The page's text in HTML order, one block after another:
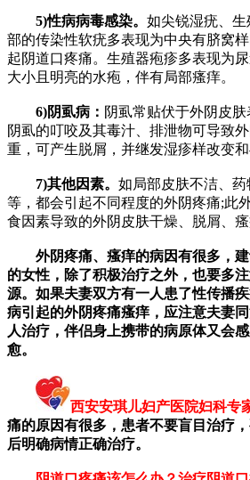
5)性病病毒感染。 如尖锐湿疣、
部的传染性软疣多表现为中央有脐窝
起阴道口疼痛。生殖器疱疹多表现为
大小且明亮的水疱，伴有局部瘙痒。
6)阴虱病： 阴虱常贴伏于外阴皮肤
阴虱的叮咬及其毒汁、排泄物可导致
重，可产生脱屑，并继发湿疹样改变和
7)其他因素。 如局部皮肤不洁、
等，都会引起不同程度的外阴疼痛;此
食因素导致的外阴皮肤干燥、脱屑、瘙
外阴疼痛、瘙痒的病因有很多，
的女性，除了积极治疗之外，也要多
源。如果夫妻双方有一人患了性传播
病引起的外阴疼痛瘙痒，应注意夫妻
人治疗，伴侣身上携带的病原体又会
愈。
西安安琪儿妇产医院妇科专
痛的原因有很多，患者不要盲目治疗
后明确病情正确治疗。